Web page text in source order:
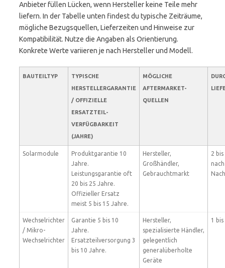
Anbieter füllen Lücken, wenn Hersteller keine Teile mehr
liefern. In der Tabelle unten findest du typische Zeiträume,
mögliche Bezugsquellen, Lieferzeiten und Hinweise zur
Kompatibilität. Nutze die Angaben als Orientierung.
Konkrete Werte variieren je nach Hersteller und Modell.
BAUTEILTYP
TYPISCHE
HERSTELLERGARANTIE
/ OFFIZIELLE
ERSATZTEIL-
VERFÜGBARKEIT
(JAHRE)
MÖGLICHE
AFTERMARKET-
QUELLEN
Solarmodule
Produktgarantie 10
Jahre.
Leistungsgarantie oft
20 bis 25 Jahre.
Offizieller Ersatz
meist 5 bis 15 Jahre.
Hersteller,
Großhändler,
Gebrauchtmarkt
2
Wechselrichter
/ Mikro-
Wechselrichter
Garantie 5 bis 10
Jahre.
Ersatzteilversorgung 3
bis 10 Jahre.
Hersteller,
spezialisierte Händler,
gelegentlich
generalüberholte
Geräte
1